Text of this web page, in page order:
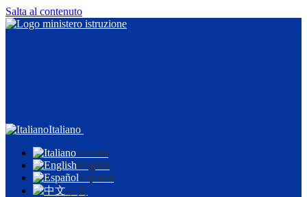
Salta al contenuto
Italiano
Italiano
English
Español
中文